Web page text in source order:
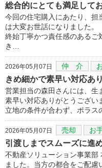
総合的にとても満足して
今回の住宅購入にあたり、担
は大変お世話になりました。
終始丁寧かつ責任感のあるご
き…
2026年05月07日 仲 介
きめ細かで素早い対応あ
営業担当の森田さんには、生
素早い対応ありがとうござい
立地の条件が合わず、ポラス
2026年05月07日 売却 お
引渡しまでスムーズに進
不動産ソリューション事業部
ました。当方の都合をご配